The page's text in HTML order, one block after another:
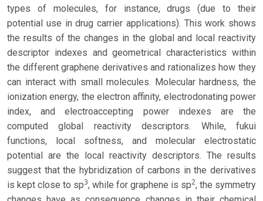
types of molecules, for instance, drugs (due to their
potential use in drug carrier applications). This work shows
the results of the changes in the global and local reactivity
descriptor indexes and geometrical characteristics within
the different graphene derivatives and rationalizes how they
can interact with small molecules. Molecular hardness, the
ionization energy, the electron affinity, electrodonating power
index, and electroaccepting power indexes are the
computed global reactivity descriptors. While, fukui
functions, local softness, and molecular electrostatic
potential are the local reactivity descriptors. The results
suggest that the hybridization of carbons in the derivatives
is kept close to sp3, while for graphene is sp2, the symmetry